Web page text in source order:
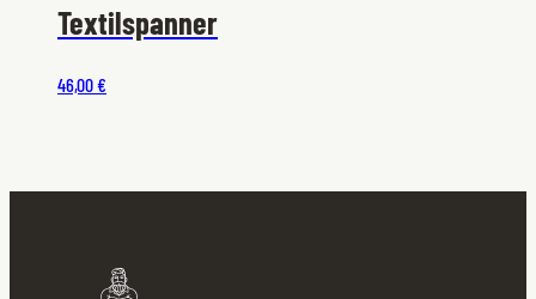
Textilspanner
46,00 €